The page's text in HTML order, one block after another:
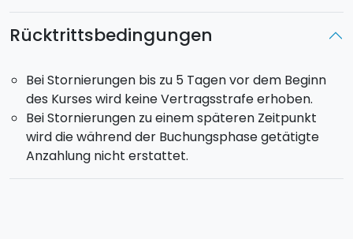
Rücktrittsbedingungen
Bei Stornierungen bis zu 5 Tagen vor dem Beginn
des Kurses wird keine Vertragsstrafe erhoben.
Bei Stornierungen zu einem späteren Zeitpunkt
wird die während der Buchungsphase getätigte
Anzahlung nicht erstattet.